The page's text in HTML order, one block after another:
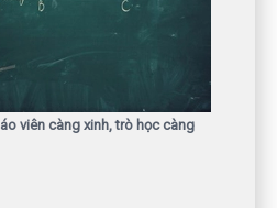
viên càng xinh, trò học càng